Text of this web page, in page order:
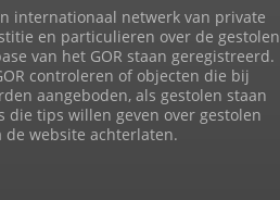
internationaal netwerk van private
en particulieren over de gestolen
van het GOR staan geregistreerd.
controleren of objecten die bij
aangeboden, als gestolen staan
die tips willen geven over gestolen
de website achterlaten.